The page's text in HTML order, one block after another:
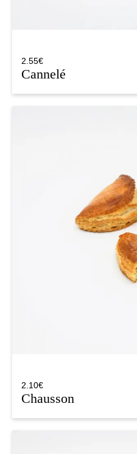
2.55€
Cannelé
2.10€
Chausson